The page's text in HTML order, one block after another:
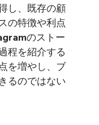
し、既存の顧
の特徴や利点
のストー
程を紹介する
を増やし、ブ
るのではない